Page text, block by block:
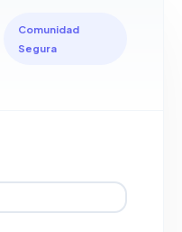
Comunidad
Segura